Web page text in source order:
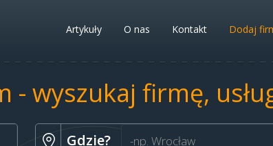
Artykuły O nas Kontakt Dodaj
- wyszukaj firmę,
Gdzie?